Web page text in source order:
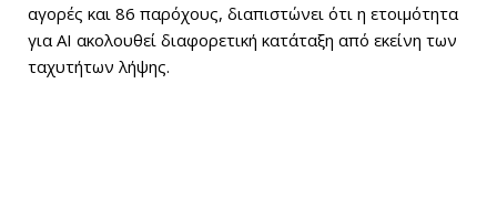
αγορές και 86 παρόχους, διαπιστώνει ότι η ετοιμότητα
για AI ακολουθεί διαφορετική κατάταξη από εκείνη των
ταχυτήτων λήψης.